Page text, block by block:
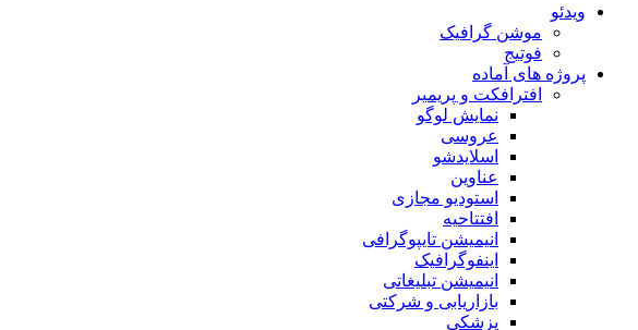
ویدئو
موشن گرافیک
فوتیج
پروژه های آماده
افترافکت و پریمیر
نمایش لوگو
عروسی
اسلایدشو
عناوین
استودیو مجازی
افتتاحیه
انیمیشن تایپوگرافی
اینفوگرافیک
انیمیشن تبلیغاتی
بازاریابی و شرکتی
پزشکی